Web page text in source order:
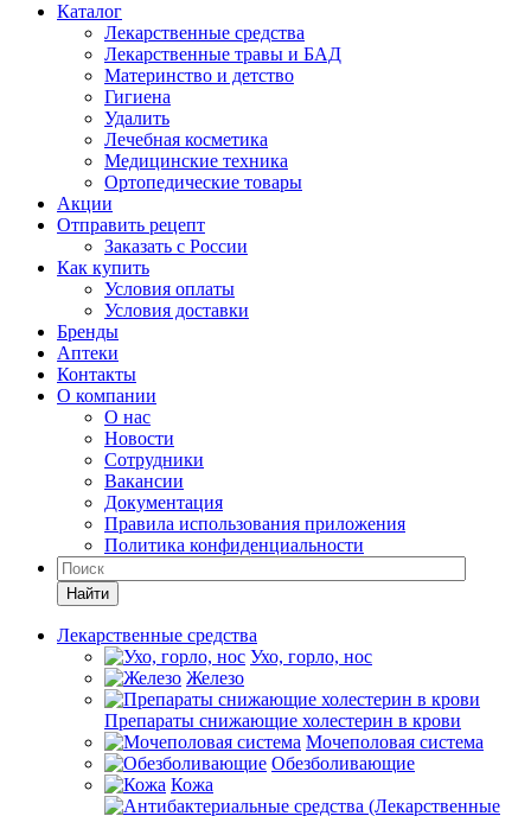
Каталог
Лекарственные средства
Лекарственные травы и БАД
Материнство и детство
Гигиена
Удалить
Лечебная косметика
Медицинские техника
Ортопедические товары
Акции
Отправить рецепт
Заказать с России
Как купить
Условия оплаты
Условия доставки
Бренды
Аптеки
Контакты
О компании
О нас
Новости
Сотрудники
Вакансии
Документация
Правила использования приложения
Политика конфиденциальности
Найти
Лекарственные средства
Ухо, горло, нос
Железо
Препараты снижающие холестерин в крови
Мочеполовая система
Обезболивающие
Кожа